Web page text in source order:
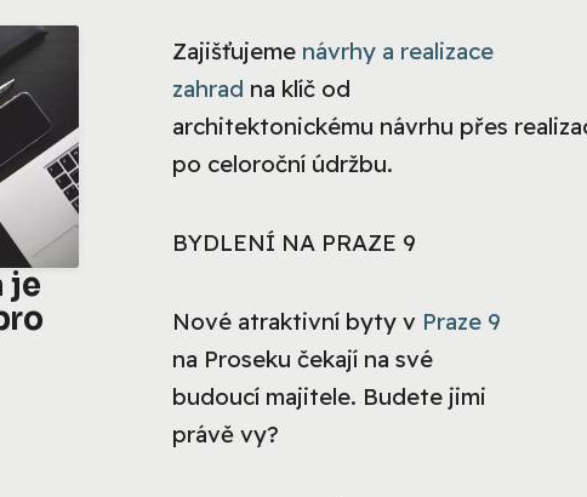
je
Zajišťujeme návrhy a realizace
zahrad na klíč od
architektonickému návrhu přes
po celoroční údržbu.
BYDLENÍ NA PRAZE 9
Nové atraktivní byty v Praze 9
na Proseku čekají na své
budoucí majitele. Budete jimi
právě vy?